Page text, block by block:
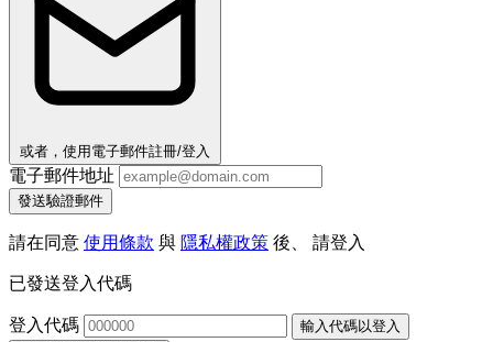
或者，使用電子郵件註冊/登入
電子郵件地址
發送驗證郵件
請在同意 使用條款 與 隱私權政策 後、 請登入
已發送登入代碼
登入代碼
輸入代碼以登入